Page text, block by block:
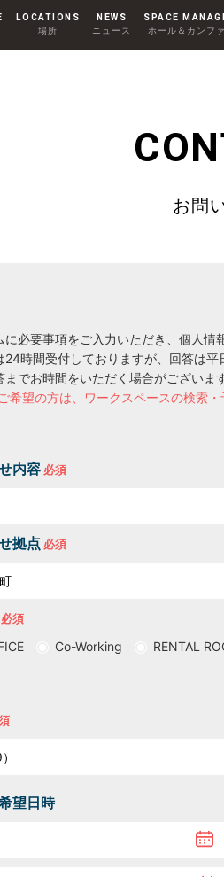
Co-Working
LOCATIONS
場所
NEWS
ニュース
SPACE
ホール＆カンフ
お問
に必要事項をご入力いただき、個人情
24時間受付しておりますが、回答は
でお時間をいただく場合がございます
希望の方は、
ワークスペースの検索・
内容
拠点
Co-Working RENTAL
望日時